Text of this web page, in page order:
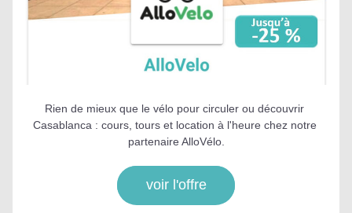
Rien de mieux que le vélo pour circuler ou découvrir
Casablanca : cours, tours et location à l'heure chez notre
partenaire AlloVélo.
voir l'offre